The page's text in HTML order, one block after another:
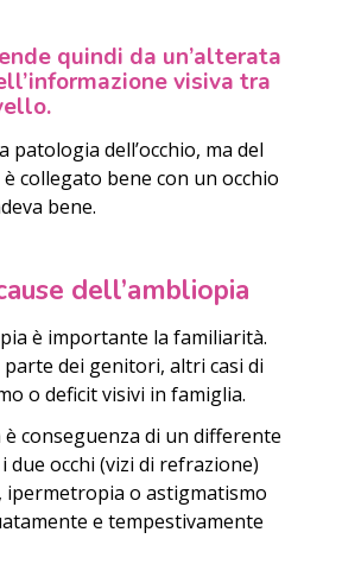
quindi da un’alterata
visiva tra
dell’occhio, ma del
collegato bene con un occhio
bene.
dell’ambliopia
è importante la familiarità.
parte dei genitori, altri casi di
o deficit visivi in famiglia.
è conseguenza di un differente
occhi (vizi di refrazione)
ipermetropia o astigmatismo
e tempestivamente